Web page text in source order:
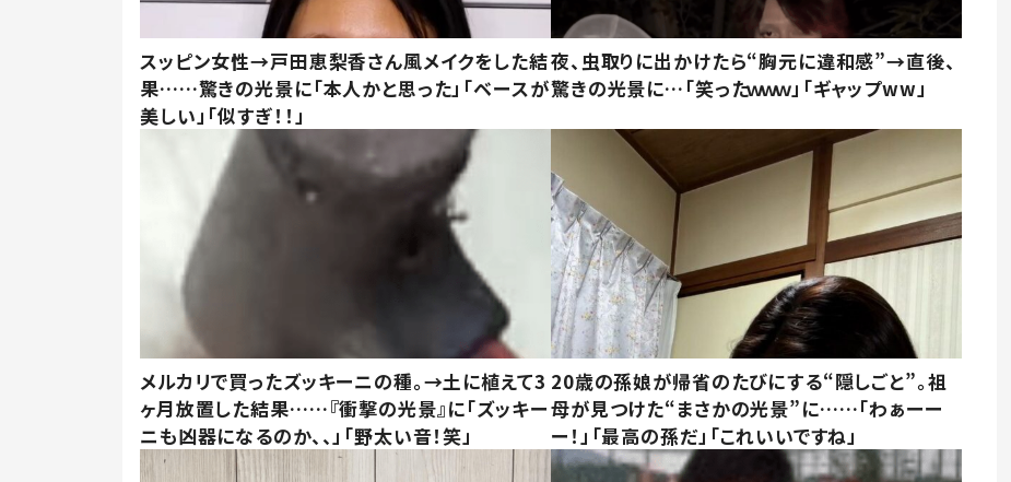
スッピン女性→戸田恵梨香さん風メイクをした結
果……驚きの光景に「本人かと思った」「ベースが
美しい」「似すぎ！！」
夜、虫取りに出かけたら“胸元に違和感”→直後、
驚きの光景に…「笑ったｗｗｗ」「ギャップww」
メルカリで買ったズッキーニの種。→土に植えて3
ヶ月放置した結果……『衝撃の光景』に「ズッキー
ニも凶器になるのか、、」「野太い音！笑」
20歳の孫娘が帰省のたびにする“隠しごと”。祖
母が見つけた“まさかの光景”に……「わぁーー
ー！」「最高の孫だ」「これいいですね」